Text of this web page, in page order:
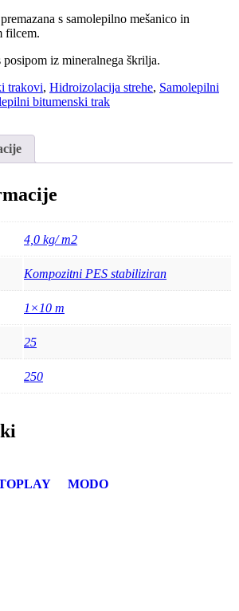
s samolepilno mešanico in
filcem.
posipom iz mineralnega škrilja.
trakovi, Hidroizolacija strehe, Samolepilni
bitumenski trak
4,0 kg/ m2
Kompozitni PES stabiliziran
1×10 m
25
250
MODO